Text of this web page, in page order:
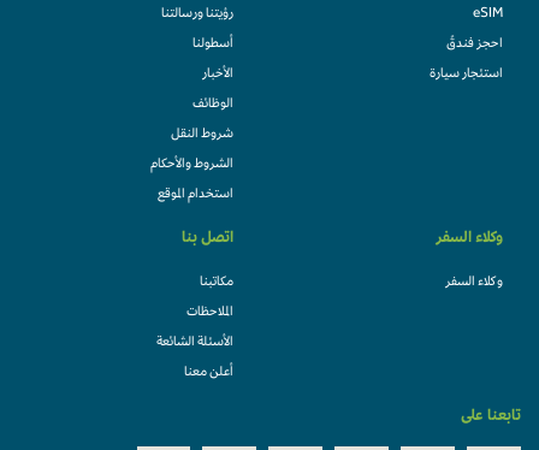
eSIM
احجز فندقً
استئجار سيارة
رؤيتنا ورسالتنا
أسطولنا
الأخبار
الوظائف
شروط النقل
الشروط والأحكام
استخدام الموقع
وكلاء السفر
وكلاء السفر
اتصل بنا
مكاتبنا
الملاحظات
الأسئلة الشائعة
أعلن معنا
تابعنا على